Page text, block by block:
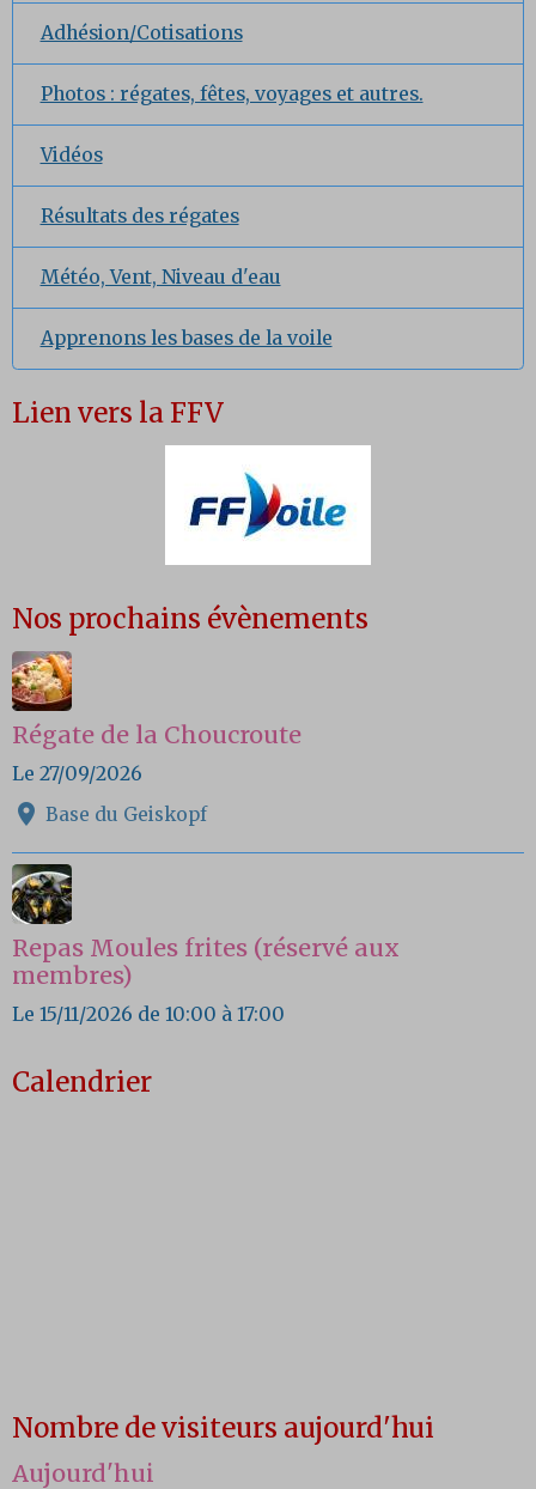
Adhésion/Cotisations
Photos : régates, fêtes, voyages et autres.
Vidéos
Résultats des régates
Météo, Vent, Niveau d'eau
Apprenons les bases de la voile
Lien vers la FFV
Nos prochains évènements
Régate de la Choucroute
Le 27/09/2026
Base du Geiskopf
Repas Moules frites (réservé aux
membres)
Le 15/11/2026 de 10:00 à 17:00
Calendrier
Nombre de visiteurs aujourd'hui
Aujourd'hui